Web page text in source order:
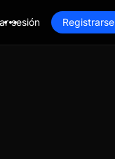
sesión Registrarse